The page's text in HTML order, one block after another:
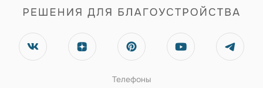
Телефоны